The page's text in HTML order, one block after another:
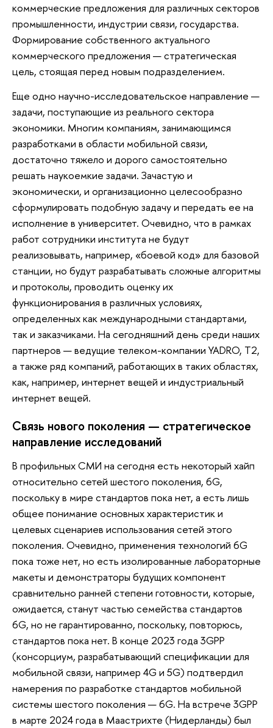
коммерческие предложения для различных секторов
промышленности, индустрии связи, государства.
Формирование собственного актуального
коммерческого предложения — стратегическая
цель, стоящая перед новым подразделением.
Еще одно научно-исследовательское направление —
задачи, поступающие из реального сектора
экономики. Многим компаниям, занимающимся
разработками в области мобильной связи,
достаточно тяжело и дорого самостоятельно
решать наукоемкие задачи. Зачастую и
экономически, и организационно целесообразно
сформулировать подобную задачу и передать ее на
исполнение в университет. Очевидно, что в рамках
работ сотрудники института не будут
реализовывать, например, «боевой код» для базовой
станции, но будут разрабатывать сложные алгоритмы
и протоколы, проводить оценку их
функционирования в различных условиях,
определенных как международными стандартами,
так и заказчиками. На сегодняшний день среди наших
партнеров — ведущие телеком-компании YADRO, T2,
а также ряд компаний, работающих в таких областях,
как, например, интернет вещей и индустриальный
интернет вещей.
Связь нового поколения — стратегическое
направление исследований
В профильных СМИ на сегодня есть некоторый хайп
относительно сетей шестого поколения, 6G,
поскольку в мире стандартов пока нет, а есть лишь
общее понимание основных характеристик и
целевых сценариев использования сетей этого
поколения. Очевидно, применения технологий 6G
пока тоже нет, но есть изолированные лабораторные
макеты и демонстраторы будущих компонент
сравнительно ранней степени готовности, которые,
ожидается, станут частью семейства стандартов
6G, но не гарантированно, поскольку, повторюсь,
стандартов пока нет. В конце 2023 года 3GPP
(консорциум, разрабатывающий спецификации для
мобильной связи, например 4G и 5G) подтвердил
намерения по разработке стандартов мобильной
системы шестого поколения — 6G. На встрече 3GPP
в марте 2024 года в Маастрихте (Нидерланды) был